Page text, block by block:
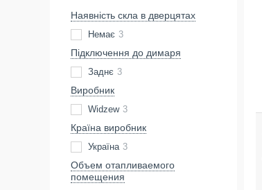
Наявність скла в дверцятах
Немає 3
Підключення до димаря
Заднє 3
Виробник
Widzew 3
Країна виробник
Україна 3
Объем отапливаемого
помещения